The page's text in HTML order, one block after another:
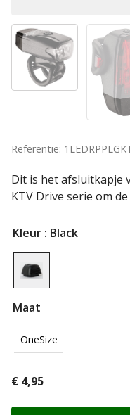
Referentie:
Dit is het afsluitkapje
KTV Drive serie om
Kleur : Black
Maat
OneSize
€ 4,95